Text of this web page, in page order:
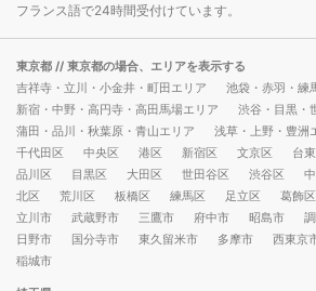
フランス語で24時間受付けています。
東京都 // 東京都の場合、エリアを表示する
吉祥寺・立川・小金井・町田エリア
池袋・赤羽・練
新宿・中野・高円寺・高田馬場エリア
渋谷・目黒・
蒲田・品川・秋葉原・青山エリア
浅草・上野・豊洲
千代田区
中央区 港区 新宿区 文京区 台
品川区
目黒区 大田区 世田谷区 渋谷区
北区
荒川区 板橋区 練馬区 足立区 葛飾区
立川市
武蔵野市 三鷹市 府中市 昭島市
日野市
国分寺市 東久留米市 多摩市 西東京
稲城市